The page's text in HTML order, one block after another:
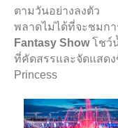
ตามวันอย่างลงตัว
พลาดไม่ได้ที่จะชมกา
Fantasy Showโชว์
ที่คัดสรรและจัดแสดง
Princess